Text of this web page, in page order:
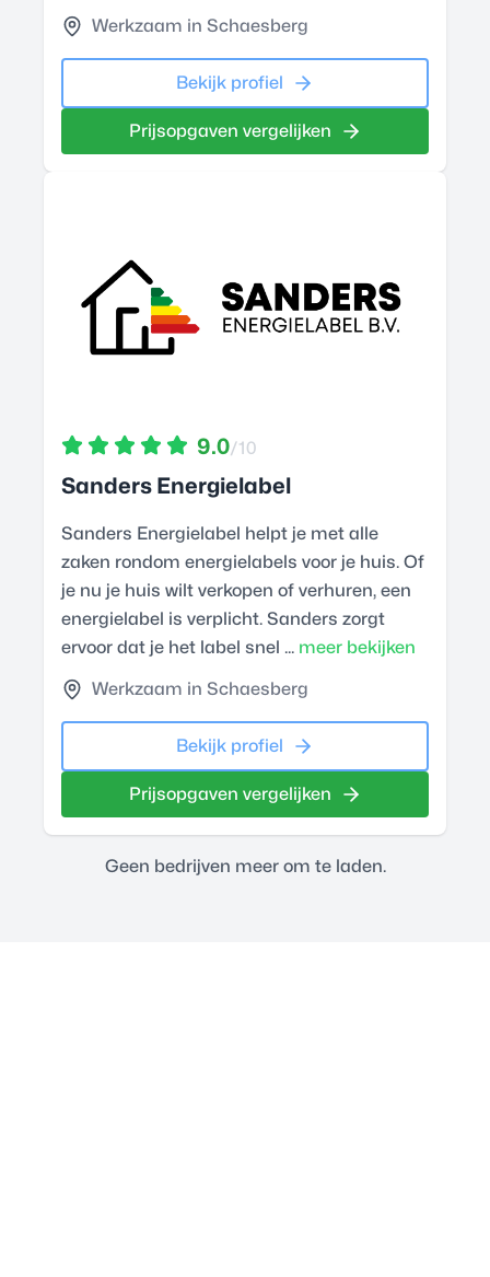
Werkzaam in Schaesberg
Bekijk profiel
Prijsopgaven vergelijken
9.0/10
Sanders Energielabel
Sanders Energielabel helpt je met alle
zaken rondom energielabels voor je huis. Of
je nu je huis wilt verkopen of verhuren, een
energielabel is verplicht. Sanders zorgt
ervoor dat je het label snel ... meer bekijken
Werkzaam in Schaesberg
Bekijk profiel
Prijsopgaven vergelijken
Geen bedrijven meer om te laden.